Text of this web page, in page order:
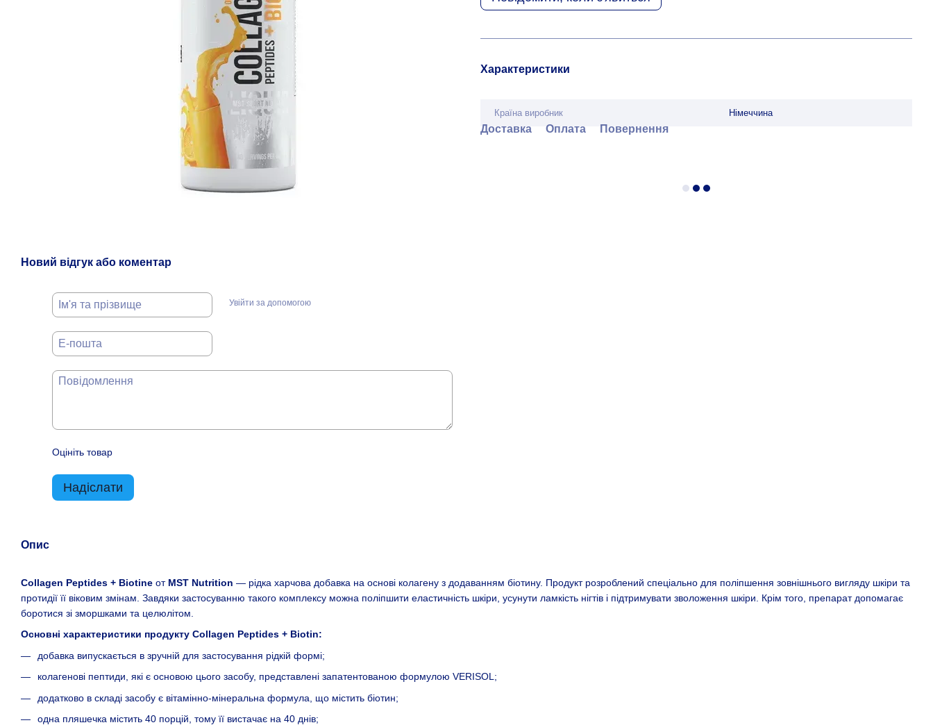
Новий відгук або коментар
Увійти за допомогою
Оцініть товар
Надіслати
Характеристики
Країна виробник Німеччина
Доставка Оплата Повернення
Опис
Сollagen Peptides + Biotine отMST Nutrition — рідка харчова добавка на основі колагену з додаванням біотину. Продукт розроблений спеціально для поліпшення зовнішнього вигляду шкіри та
протидії її віковим змінам. Завдяки застосуванню такого комплексу можна поліпшити еластичність шкіри, усунути ламкість нігтів і підтримувати зволоження шкіри. Крім того, препарат допомагає
боротися зі зморшками та целюлітом.
Основні характеристики продукту Collagen Peptides + Biotin:
добавка випускається в зручній для застосування рідкій формі;
колагенові пептиди, які є основою цього засобу, представлені запатентованою формулою VERISOL;
додатково в складі засобу є вітамінно-мінеральна формула, що містить біотин;
одна пляшечка містить 40 порцій, тому її вистачає на 40 днів;